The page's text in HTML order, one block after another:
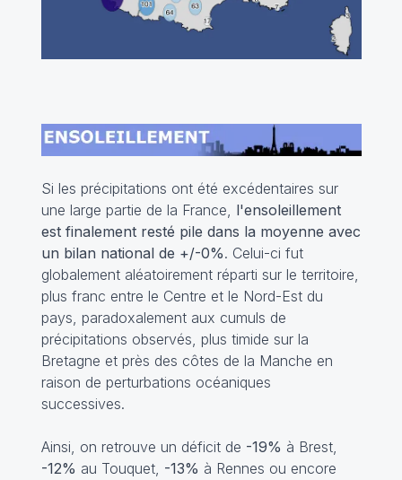
Si les précipitations ont été excédentaires sur
une large partie de la France, l'ensoleillement
est finalement resté pile dans la moyenne avec
un bilan national de +/-0%. Celui-ci fut
globalement aléatoirement réparti sur le territoire,
plus franc entre le Centre et le Nord-Est du
pays, paradoxalement aux cumuls de
précipitations observés, plus timide sur la
Bretagne et près des côtes de la Manche en
raison de perturbations océaniques
successives.
Ainsi, on retrouve un déficit de -19% à Brest,
-12% au Touquet, -13% à Rennes ou encore